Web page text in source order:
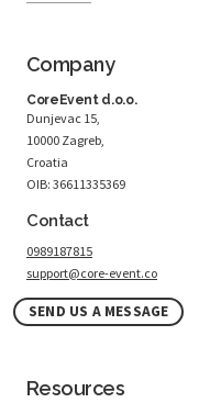
Company
CoreEvent d.o.o.
Dunjevac 15,
10000 Zagreb,
Croatia
OIB: 36611335369
Contact
0989187815
support@core-event.co
SEND US A MESSAGE
Resources